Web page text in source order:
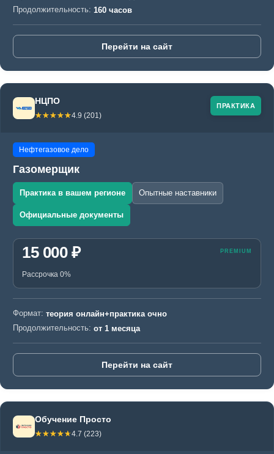
Продолжительность: 160 часов
Перейти на сайт
ПРАКТИКА
НЦПО
☆☆☆☆☆
★★★★★4.9 (201)
Нефтегазовое дело
Газомерщик
Практика в вашем регионе Опытные наставники
Официальные документы
15 000 ₽
Рассрочка 0%
Формат: теория онлайн+практика очно
Продолжительность: от 1 месяца
Перейти на сайт
Обучение Просто
☆☆☆☆☆
★★★★★4.7 (223)